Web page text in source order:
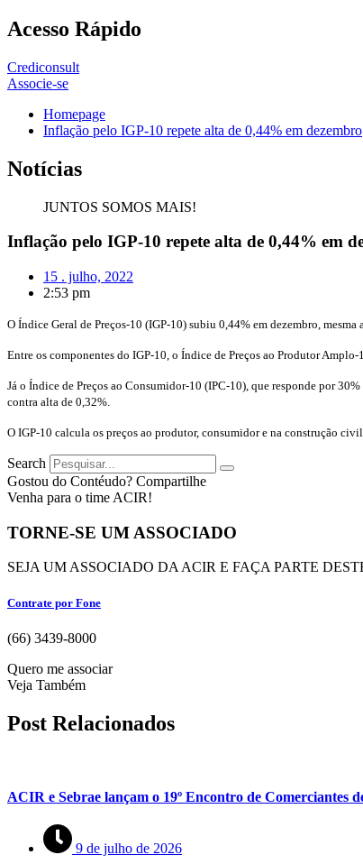
Acesso Rápido
Crediconsult
Associe-se
Homepage
Inflação pelo IGP-10 repete alta de 0,44% em dezembro
Notícias
JUNTOS SOMOS MAIS!
Inflação pelo IGP-10 repete alta de 0,44% em
15 . julho, 2022
2:53 pm
O Índice Geral de Preços-10 (IGP-10) subiu 0,44% em dezembro,
Entre os componentes do IGP-10, o Índice de Preços ao Produtor
Já o Índice de Preços ao Consumidor-10 (IPC-10), que responde por
contra alta de 0,32%.
O IGP-10 calcula os preços ao produtor, consumidor e na construção
Search
Gostou do Contéudo? Compartilhe
Venha para o time ACIR!
TORNE-SE UM ASSOCIADO
SEJA UM ASSOCIADO DA ACIR E FAÇA PARTE
Contrate por Fone
(66) 3439-8000
Quero me associar
Veja Também
Post Relacionados
ACIR e Sebrae lançam o 19º Encontro de Comerciantes
9 de julho de 2026